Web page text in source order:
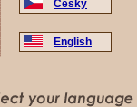
Česky
English